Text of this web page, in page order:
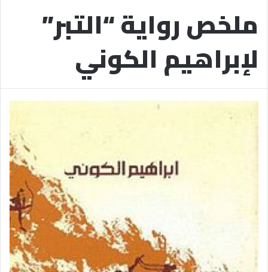
ملخص رواية “التبر”
لإبراهيم الكوني